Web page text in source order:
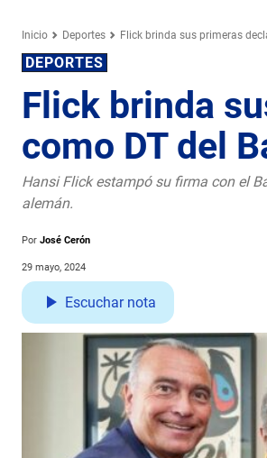
Inicio Deportes Flick brinda sus primeras
DEPORTES
Flick brinda
como DT del
Hansi Flick estampó su firma con el
alemán.
Por José Cerón
29 mayo, 2024
Escuchar nota